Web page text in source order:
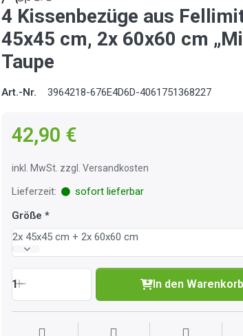
4 Kissenbezüge aus
45x45 cm, 2x 60x60 cm
Taupe
Art.-Nr. 3964218-676E4D6D-4061751368227
42,90 €
inkl. MwSt. zzgl. Versandkosten
Lieferzeit:
sofort lieferbar
Größe
2x 45x45 cm + 2x 60x60 cm
1 In den Warenkorb